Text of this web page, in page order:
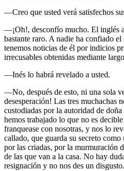
—Creo que usted verá satisfechos
—¡Oh!, desconfío mucho. El inglés
bastante raro. A nadie ha confiado el
tenemos noticias de él por indicios
irrecusables obtenidas mediante
—Inés lo habrá revelado a usted.
—No, después de esto, ni una sola
desesperación! Las tres muchachas
custodiadas por la autoridad de
hemos trabajado lo que no es
franquease con nosotras, y nos lo
callado, que guarda su secreto
por las criadas, por la murmuración
de las que van a la casa. No hay
resignación y no nos des un